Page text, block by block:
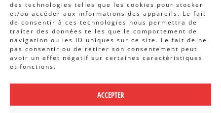
des technologies telles que les cookies pour stocker
et/ou accéder aux informations des appareils. Le fait
de consentir à ces technologies nous permettra de
traiter des données telles que le comportement de
navigation ou les ID uniques sur ce site. Le fait de ne
pas consentir ou de retirer son consentement peut
avoir un effet négatif sur certaines caractéristiques
et fonctions.
ACCEPTER
AUTRES INFOS
Actions
Concertation
Archives
POLITIQUE DE CONFIDENTIALITÉ|